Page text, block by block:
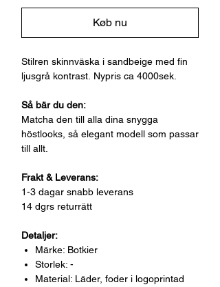
Køb nu
Stilren skinnväska i sandbeige med fin
ljusgrå kontrast. Nypris ca 4000sek.
Så bär du den:
Matcha den till alla dina snygga
höstlooks, så elegant modell som passar
till allt.
Frakt & Leverans:
1-3 dagar snabb leverans
14 dgrs returrätt
Detaljer:
Märke: Botkier
Storlek: -
Material: Läder, foder i logoprintad